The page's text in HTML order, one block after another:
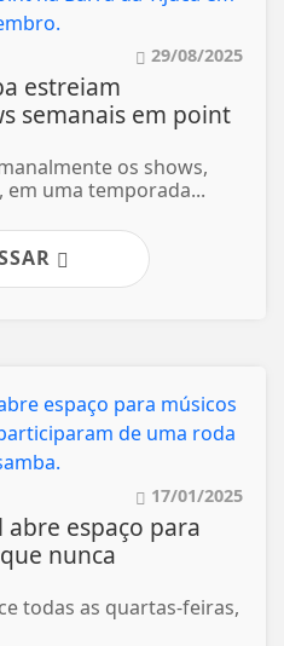
29/08/2025
estreiam
semanais em point
os shows,
em uma temporada...
17/01/2025
espaço para
nunca
todas as quartas-feiras,